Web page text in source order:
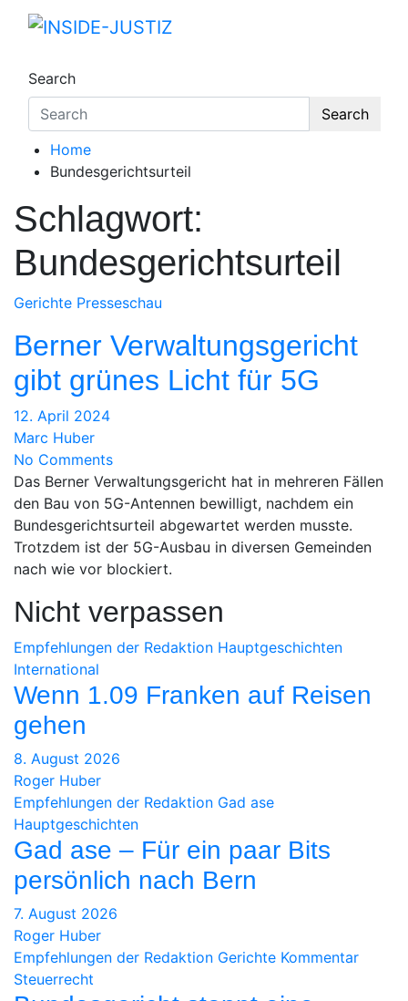
Skip
Search
Search
Home
Bundesgerichtsurteil
Schlagwort:
Bundesgerichtsurteil
Gerichte Presseschau
Berner Verwaltungsgericht
gibt grünes Licht für 5G
12. April 2024
Marc Huber
No Comments
Das Berner Verwaltungsgericht hat in mehreren Fällen
den Bau von 5G-Antennen bewilligt, nachdem ein
Bundesgerichtsurteil abgewartet werden musste.
Trotzdem ist der 5G-Ausbau in diversen Gemeinden
nach wie vor blockiert.
Nicht verpassen
Empfehlungen der Redaktion Hauptgeschichten
International
Wenn 1.09 Franken auf Reisen
gehen
8. August 2026
Roger Huber
Empfehlungen der Redaktion Gad ase
Hauptgeschichten
Gad ase – Für ein paar Bits
persönlich nach Bern
7. August 2026
Roger Huber
Empfehlungen der Redaktion Gerichte Kommentar
Steuerrecht